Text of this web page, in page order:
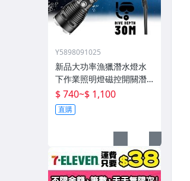
Y5898091025
新品大功率漁獵潛水燈水
下作業照明燈磁控開關潛
水深度50米高流明
$ 740~$ 1,100
直購